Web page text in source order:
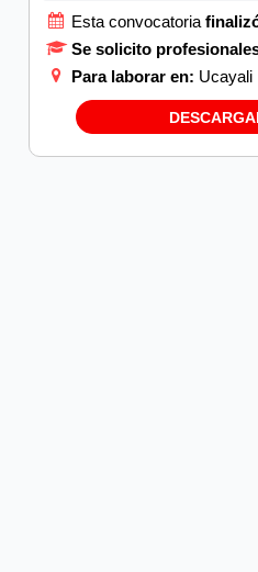
Esta convocatoria
Se solicito
Para laborar en: Ucayali